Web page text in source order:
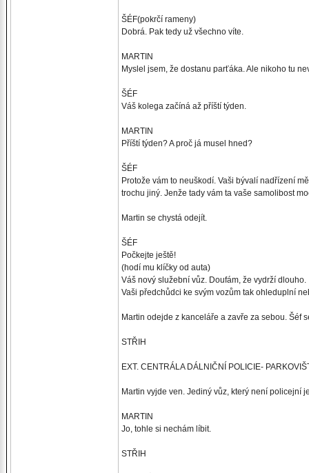
ŠÉF(pokrčí rameny)
Dobrá. Pak tedy už všechno víte.
MARTIN
Myslel jsem, že dostanu parťáka. Ale nikoho tu
ŠÉF
Váš kolega začíná až příští týden.
MARTIN
Příští týden? A proč já musel hned?
ŠÉF
Protože vám to neuškodí. Vaši bývalí nadřízení
trochu jiný. Jenže tady vám ta vaše samolibost
Martin se chystá odejít.
ŠÉF
Počkejte ještě!
(hodí mu klíčky od auta)
Váš nový služební vůz. Doufám, že vydrží dlouho.
Vaši předchůdci ke svým vozům tak ohleduplní
Martin odejde z kanceláře a zavře za sebou. Šéf
STŘIH
EXT. CENTRÁLA DÁLNIČNÍ POLICIE-
Martin vyjde ven. Jediný vůz, který není policejní
MARTIN
Jo, tohle si nechám líbit.
STŘIH